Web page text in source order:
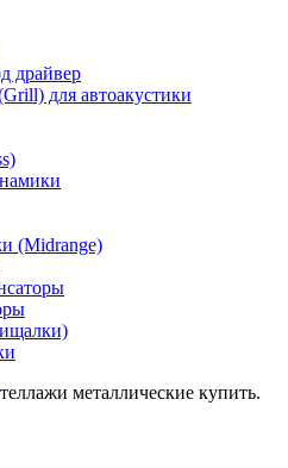
драйвер
для автоакустики
(Midrange)
металлические купить.